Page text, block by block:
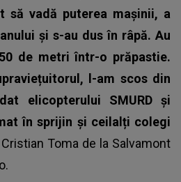
să vadă puterea mașinii, a
și s-au dus în râpă. Au
de metri într-o prăpastie.
l-am scos din
elicopterului SMURD și
în sprijin și ceilalți colegi
Toma de la Salvamont